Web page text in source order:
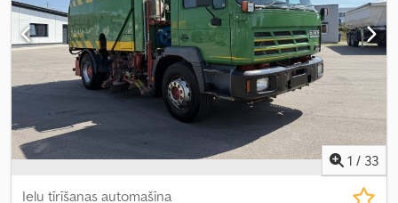
1 / 33
Ielu tīrīšanas automašīna